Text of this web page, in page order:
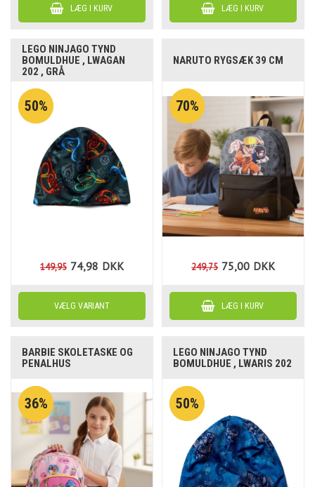
LEGO NINJAGO TYND
BOMULDHUE , LWAGAN
202 , GRÅ
50%
149,95 74,98 DKK
NARUTO RYGSÆK 39 CM
70%
249,75 75,00 DKK
BARBIE SKOLETASKE OG
PENALHUS
36%
LEGO NINJAGO TYND
BOMULDHUE , LWARIS 202
50%